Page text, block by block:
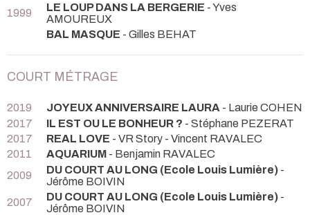
1999
LE LOUP DANS LA BERGERIE - Yves
AMOUREUX
BAL MASQUE - Gilles BEHAT
COURT MÉTRAGE
2019 JOYEUX ANNIVERSAIRE LAURA - Laurie COHEN
2017
IL EST OU LE BONHEUR ? - Stéphane PEZERAT
2017
REAL LOVE - VR Story - Vincent RAVALEC
2011
AQUARIUM - Benjamin RAVALEC
2009
DU COURT AU LONG (Ecole Louis Lumière) -
Jérôme BOIVIN
2007
DU COURT AU LONG (Ecole Louis Lumière) -
Jérôme BOIVIN